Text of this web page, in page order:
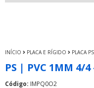
INÍCIO PLACA E RÍGIDO PLACA
PS | PVC 1MM 4/4
Código: IMPQ0O2